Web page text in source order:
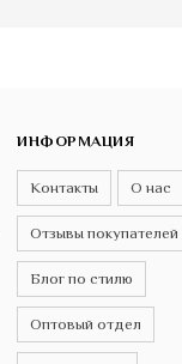
ИНФОРМАЦИЯ
Контакты О нас
Отзывы покупателей
Блог по стилю
Оптовый отдел